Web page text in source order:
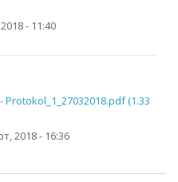
- 11:40
(1.33
2018 - 16:36